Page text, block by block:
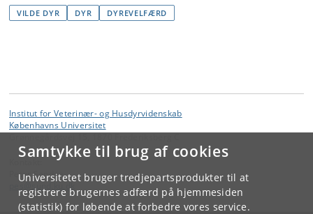
Samtykke til brug af cookies
Universitetet bruger tredjepartsprodukter til at
registrere brugernes adfærd på hjemmesiden
(statistik) for løbende at forbedre vores service.
VILDE DYR DYR DYREVELFÆRD
Institut for Veterinær- og Husdyrvidenskab
Københavns Universitet
Peter Sandøe